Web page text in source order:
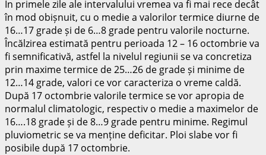
În primele zile ale intervalului vremea va fi mai rece decât
în mod obișnuit, cu o medie a valorilor termice diurne de
16…17 grade și de 6…8 grade pentru valorile nocturne.
Încălzirea estimată pentru perioada 12 – 16 octombrie va
fi semnificativă, astfel la nivelul regiunii se va concretiza
prin maxime termice de 25…26 de grade și minime de
12…14 grade, valori ce vor caracteriza o vreme caldă.
După 17 octombrie valorile termice se vor apropia de
normalul climatologic, respectiv o medie a maximelor de
16….18 grade și de 8…9 grade pentru minime. Regimul
pluviometric se va menține deficitar. Ploi slabe vor fi
posibile după 17 octombrie.